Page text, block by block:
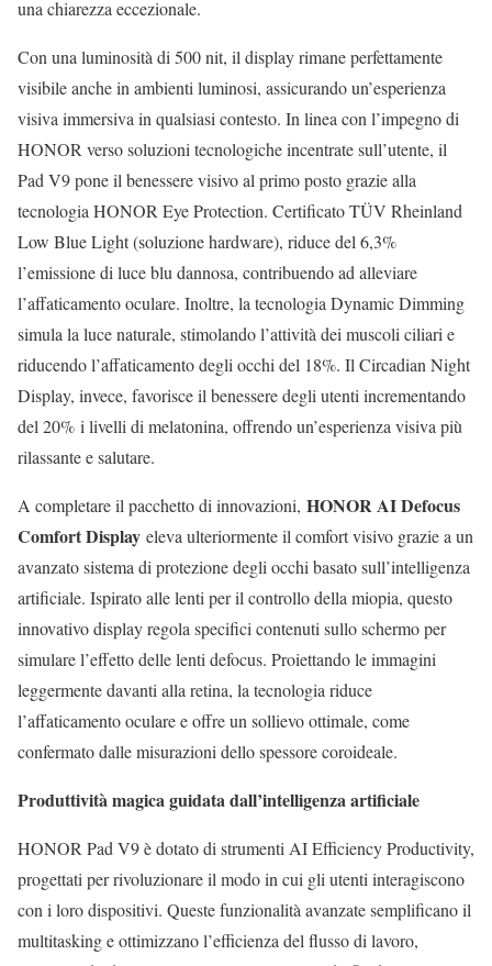
una chiarezza eccezionale.
Con una luminosità di 500 nit, il display rimane perfettamente
visibile anche in ambienti luminosi, assicurando un’esperienza
visiva immersiva in qualsiasi contesto. In linea con l’impegno di
HONOR verso soluzioni tecnologiche incentrate sull’utente, il
Pad V9 pone il benessere visivo al primo posto grazie alla
tecnologia HONOR Eye Protection. Certificato TÜV Rheinland
Low Blue Light (soluzione hardware), riduce del 6,3%
l’emissione di luce blu dannosa, contribuendo ad alleviare
l’affaticamento oculare. Inoltre, la tecnologia Dynamic Dimming
simula la luce naturale, stimolando l’attività dei muscoli ciliari e
riducendo l’affaticamento degli occhi del 18%. Il Circadian Night
Display, invece, favorisce il benessere degli utenti incrementando
del 20% i livelli di melatonina, offrendo un’esperienza visiva più
rilassante e salutare.
A completare il pacchetto di innovazioni, HONOR AI Defocus
Comfort Display eleva ulteriormente il comfort visivo grazie a un
avanzato sistema di protezione degli occhi basato sull’intelligenza
artificiale. Ispirato alle lenti per il controllo della miopia, questo
innovativo display regola specifici contenuti sullo schermo per
simulare l’effetto delle lenti defocus. Proiettando le immagini
leggermente davanti alla retina, la tecnologia riduce
l’affaticamento oculare e offre un sollievo ottimale, come
confermato dalle misurazioni dello spessore coroideale.
Produttività magica guidata dall’intelligenza artificiale
HONOR Pad V9 è dotato di strumenti AI Efficiency Productivity,
progettati per rivoluzionare il modo in cui gli utenti interagiscono
con i loro dispositivi. Queste funzionalità avanzate semplificano il
multitasking e ottimizzano l’efficienza del flusso di lavoro,